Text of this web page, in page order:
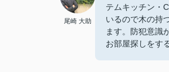
尾崎 大助
テムキッチン・
いるので木の持
ます。防犯意識
お部屋探しをす